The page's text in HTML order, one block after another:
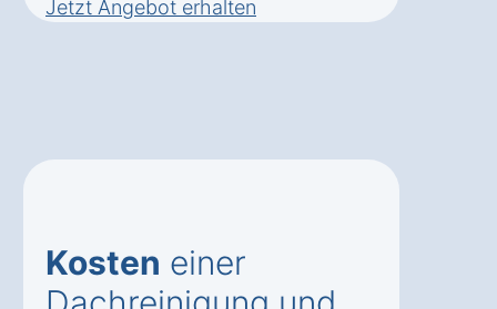
Jetzt Angebot erhalten
Kosten einer